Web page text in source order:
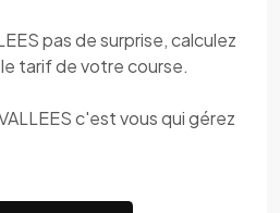
pas de surprise, calculez
tarif de votre course.
c'est vous qui gérez